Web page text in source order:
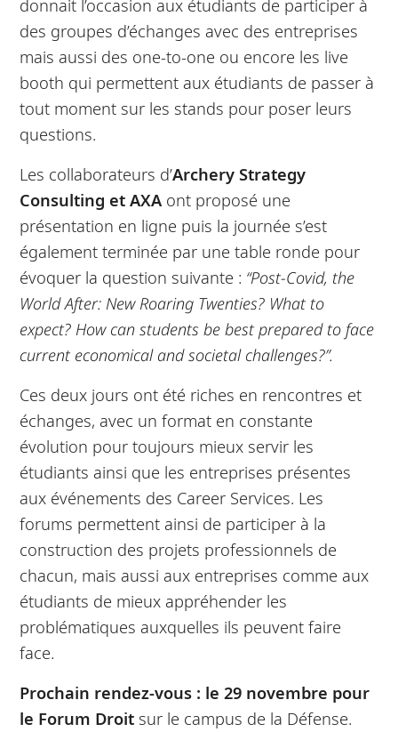
donnait l’occasion aux étudiants de participer à
des groupes d’échanges avec des entreprises
mais aussi des one-to-one ou encore les live
booth qui permettent aux étudiants de passer à
tout moment sur les stands pour poser leurs
questions.
Les collaborateurs d’Archery Strategy
Consulting et AXA ont proposé une
présentation en ligne puis la journée s’est
également terminée par une table ronde pour
évoquer la question suivante : “Post-Covid, the
World After: New Roaring Twenties? What to
expect? How can students be best prepared to face
current economical and societal challenges?”.
Ces deux jours ont été riches en rencontres et
échanges, avec un format en constante
évolution pour toujours mieux servir les
étudiants ainsi que les entreprises présentes
aux événements des Career Services. Les
forums permettent ainsi de participer à la
construction des projets professionnels de
chacun, mais aussi aux entreprises comme aux
étudiants de mieux appréhender les
problématiques auxquelles ils peuvent faire
face.
Prochain rendez-vous : le 29 novembre pour
le Forum Droit sur le campus de la Défense.